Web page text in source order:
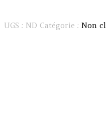
UGS : ND Catégorie :Non